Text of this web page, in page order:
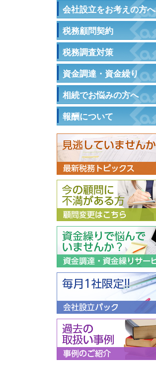
会社設立をお考えの方へ
税務顧問契約
税務調査対策
資金調達・資金繰り
相続でお悩みの方へ
報酬について